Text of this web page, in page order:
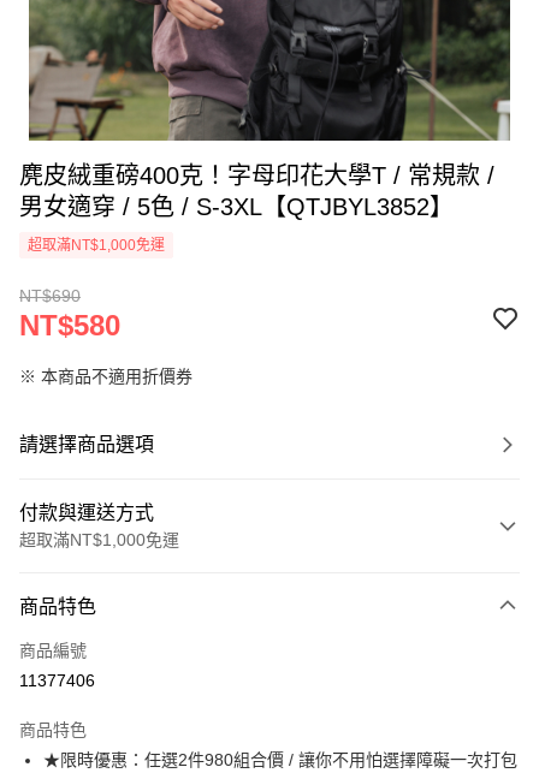
麂皮絨重磅400克！字母印花大學T / 常規款 /
男女適穿 / 5色 / S-3XL【QTJBYL3852】
超取滿NT$1,000免運
NT$690
NT$580
※ 本商品不適用折價券
請選擇商品選項
付款與運送方式
超取滿NT$1,000免運
信用卡一次付款
超商取貨付款
Apple Pay
商品特色
商品編號
11377406
商品特色
★限時優惠：任選2件980組合價 / 讓你不用怕選擇障礙一次打包